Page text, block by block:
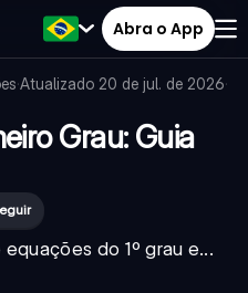
Abra o App
·Atualizado 20 de jul. de 2026·
Grau: Guia
do 1º grau e...